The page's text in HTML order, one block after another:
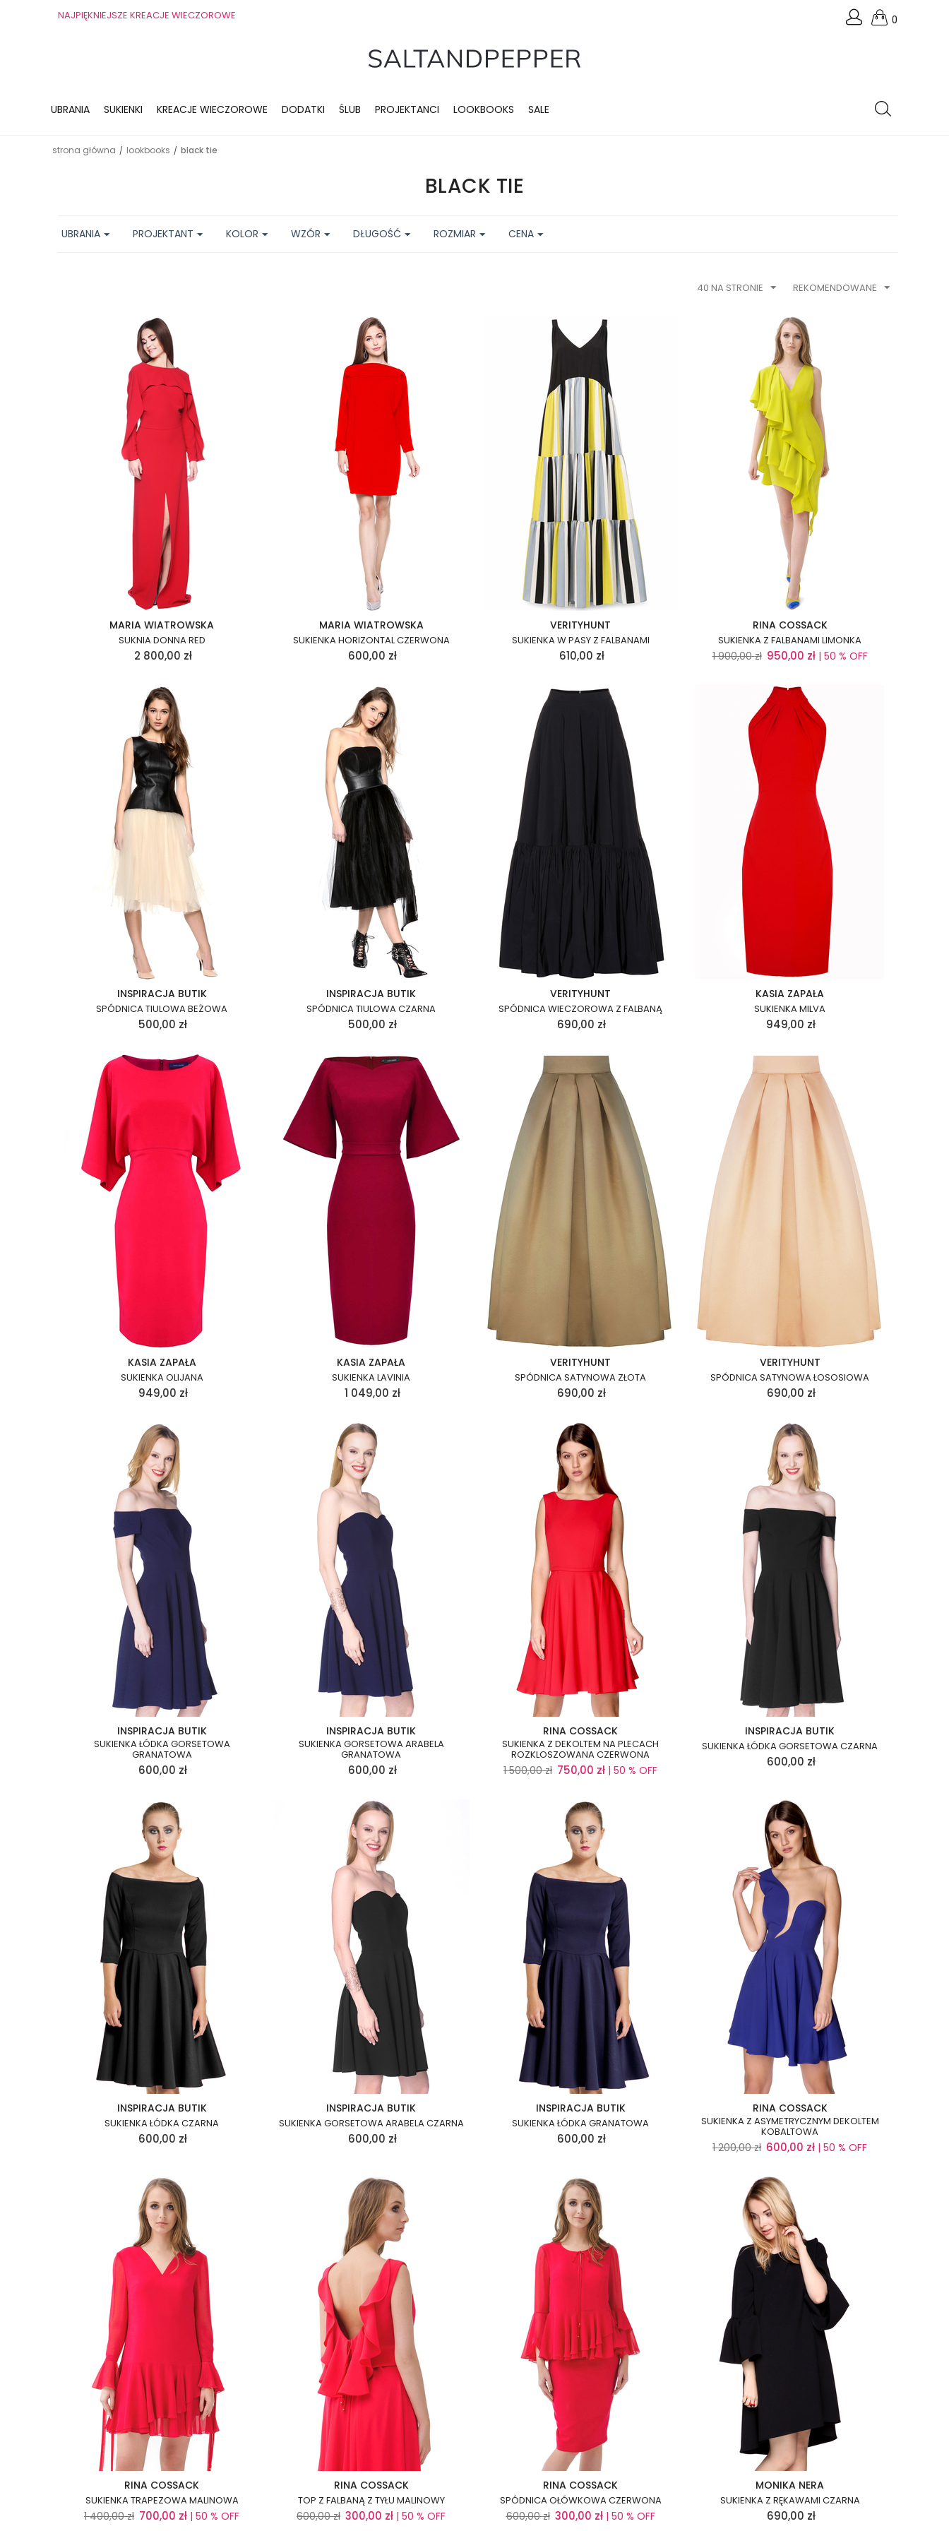
NAJPIĘKNIEJSZE KREACJE WIECZOROWE 0
UBRANIA SUKIENKI KREACJE WIECZOROWE DODATKI ŚLUB PROJEKTANCI LOOKBOOKS SALE
strona główna / lookbooks / black tie
BLACK TIE
UBRANIA PROJEKTANT KOLOR WZÓR DŁUGOŚĆ ROZMIAR CENA
REKOMENDOWANE
40 NA STRONIE
MARIA WIATROWSKA
SUKNIA DONNA RED
2 800,00 zł
MARIA WIATROWSKA
SUKIENKA HORIZONTAL CZERWONA
600,00 zł
VERITYHUNT
SUKIENKA W PASY Z FALBANAMI
610,00 zł
RINA COSSACK
SUKIENKA Z FALBANAMI LIMONKA
1 900,00 zł 950,00 zł| 50 % OFF
INSPIRACJA BUTIK
SPÓDNICA TIULOWA BEŻOWA
500,00 zł
INSPIRACJA BUTIK
SPÓDNICA TIULOWA CZARNA
500,00 zł
VERITYHUNT
SPÓDNICA WIECZOROWA Z FALBANĄ
690,00 zł
KASIA ZAPAŁA
SUKIENKA MILVA
949,00 zł
KASIA ZAPAŁA
SUKIENKA OLIJANA
949,00 zł
KASIA ZAPAŁA
SUKIENKA LAVINIA
1 049,00 zł
VERITYHUNT
SPÓDNICA SATYNOWA ZŁOTA
690,00 zł
VERITYHUNT
SPÓDNICA SATYNOWA ŁOSOSIOWA
690,00 zł
INSPIRACJA BUTIK
SUKIENKA ŁÓDKA GORSETOWA
GRANATOWA
600,00 zł
INSPIRACJA BUTIK
SUKIENKA GORSETOWA ARABELA
GRANATOWA
600,00 zł
RINA COSSACK
SUKIENKA Z DEKOLTEM NA PLECACH
ROZKLOSZOWANA CZERWONA
1 500,00 zł 750,00 zł | 50 % OFF
INSPIRACJA BUTIK
SUKIENKA ŁÓDKA GORSETOWA CZARNA
600,00 zł
INSPIRACJA BUTIK
SUKIENKA ŁÓDKA CZARNA
600,00 zł
INSPIRACJA BUTIK
SUKIENKA GORSETOWA ARABELA CZARNA
600,00 zł
INSPIRACJA BUTIK
SUKIENKA ŁÓDKA GRANATOWA
600,00 zł
RINA COSSACK
SUKIENKA Z ASYMETRYCZNYM DEKOLTEM
KOBALTOWA
1 200,00 zł 600,00 zł | 50 % OFF
RINA COSSACK
SUKIENKA TRAPEZOWA MALINOWA
1 400,00 zł 700,00 zł | 50 % OFF
RINA COSSACK
TOP Z FALBANĄ Z TYŁU MALINOWY
600,00 zł 300,00 zł | 50 % OFF
RINA COSSACK
SPÓDNICA OŁÓWKOWA CZERWONA
600,00 zł 300,00 zł| 50 % OFF
MONIKA NERA
SUKIENKA Z RĘKAWAMI CZARNA
690,00 zł